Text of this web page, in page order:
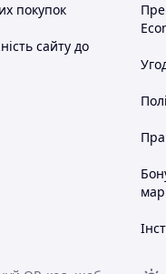
для
ім'я, по
лота на карту
тільки за
оплачуєте 100
100
покупок
сайту до